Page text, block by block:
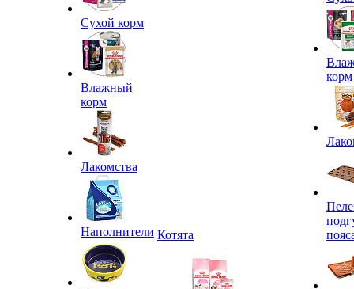
Сухой корм
Влажный
корм
Лакомства
Наполнители Котята
корм